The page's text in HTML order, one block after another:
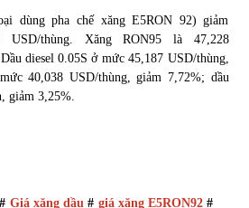
dùng pha chế xăng E5RON 92) giảm
thùng. Xăng RON95 là 47,228
diesel 0.05S ở mức 45,187 USD/thùng,
40,038 USD/thùng, giảm 7,72%; dầu
giảm 3,25%.
# Giá xăng dầu # giá xăng E5RON92#